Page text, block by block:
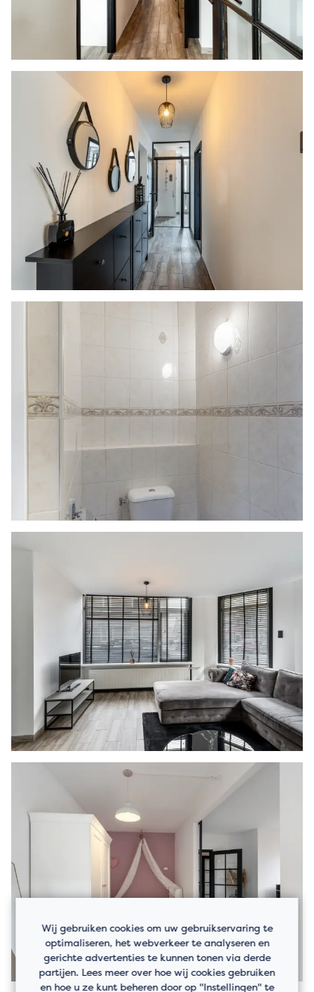
Wij gebruiken cookies om uw gebruikservaring te
optimaliseren, het webverkeer te analyseren en
gerichte advertenties te kunnen tonen via derde
partijen. Lees meer over hoe wij cookies gebruiken
en hoe u ze kunt beheren door op "Instellingen" te